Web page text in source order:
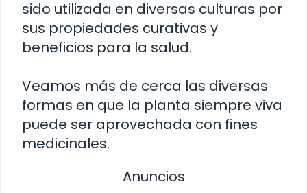
sido utilizada en diversas culturas por
sus propiedades curativas y
beneficios para la salud.
Veamos más de cerca las diversas
formas en que la planta siempre viva
puede ser aprovechada con fines
medicinales.
Anuncios